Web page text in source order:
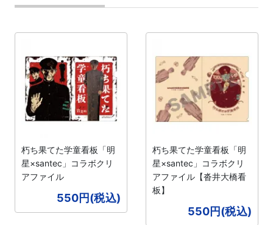
朽ち果てた学童看板「明
星×santec」コラボクリ
アファイル
550円(税込)
朽ち果てた学童看板「明
星×santec」コラボクリ
アファイル【沓井大橋看
板】
550円(税込)